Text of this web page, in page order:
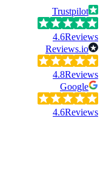
Trustpilot
4.6Reviews
Reviews.io
4.8Reviews
Google
4.6Reviews